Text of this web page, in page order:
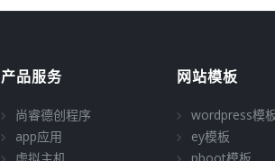
产品服务
尚睿德创程序
app应用
网站模板
wordpress模
ey模板